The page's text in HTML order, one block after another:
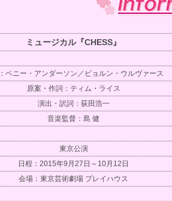
ミュージカル『CHESS』
ベニー・アンダーソン／ビョルン・ウルヴァース
原案・作詞：ティム・ライス
演出・訳詞：荻田浩一
音楽監督：島 健
東京公演
日程：2015年9月27日～10月12日
会場：東京芸術劇場 プレイハウス